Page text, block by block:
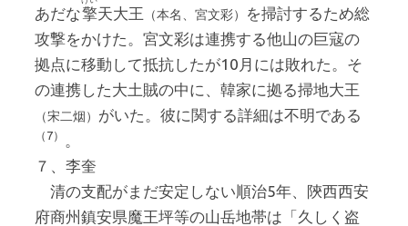
あだな擎天大王 （本名、宮文彩）
を掃討するため総
攻撃をかけた。宮文彩は連携する他山の巨寇の
拠点に移動して抵抗したが10月には敗れた。そ
の連携した大土賊の中に、韓家に拠る掃地大王
（宋二烟） がいた。彼に関する詳細は不明である
（7）
７、李奎
清の支配がまだ安定しない順治5年、陝西西安
府商州鎮安県魔王坪等の山岳地帯は「久しく盗